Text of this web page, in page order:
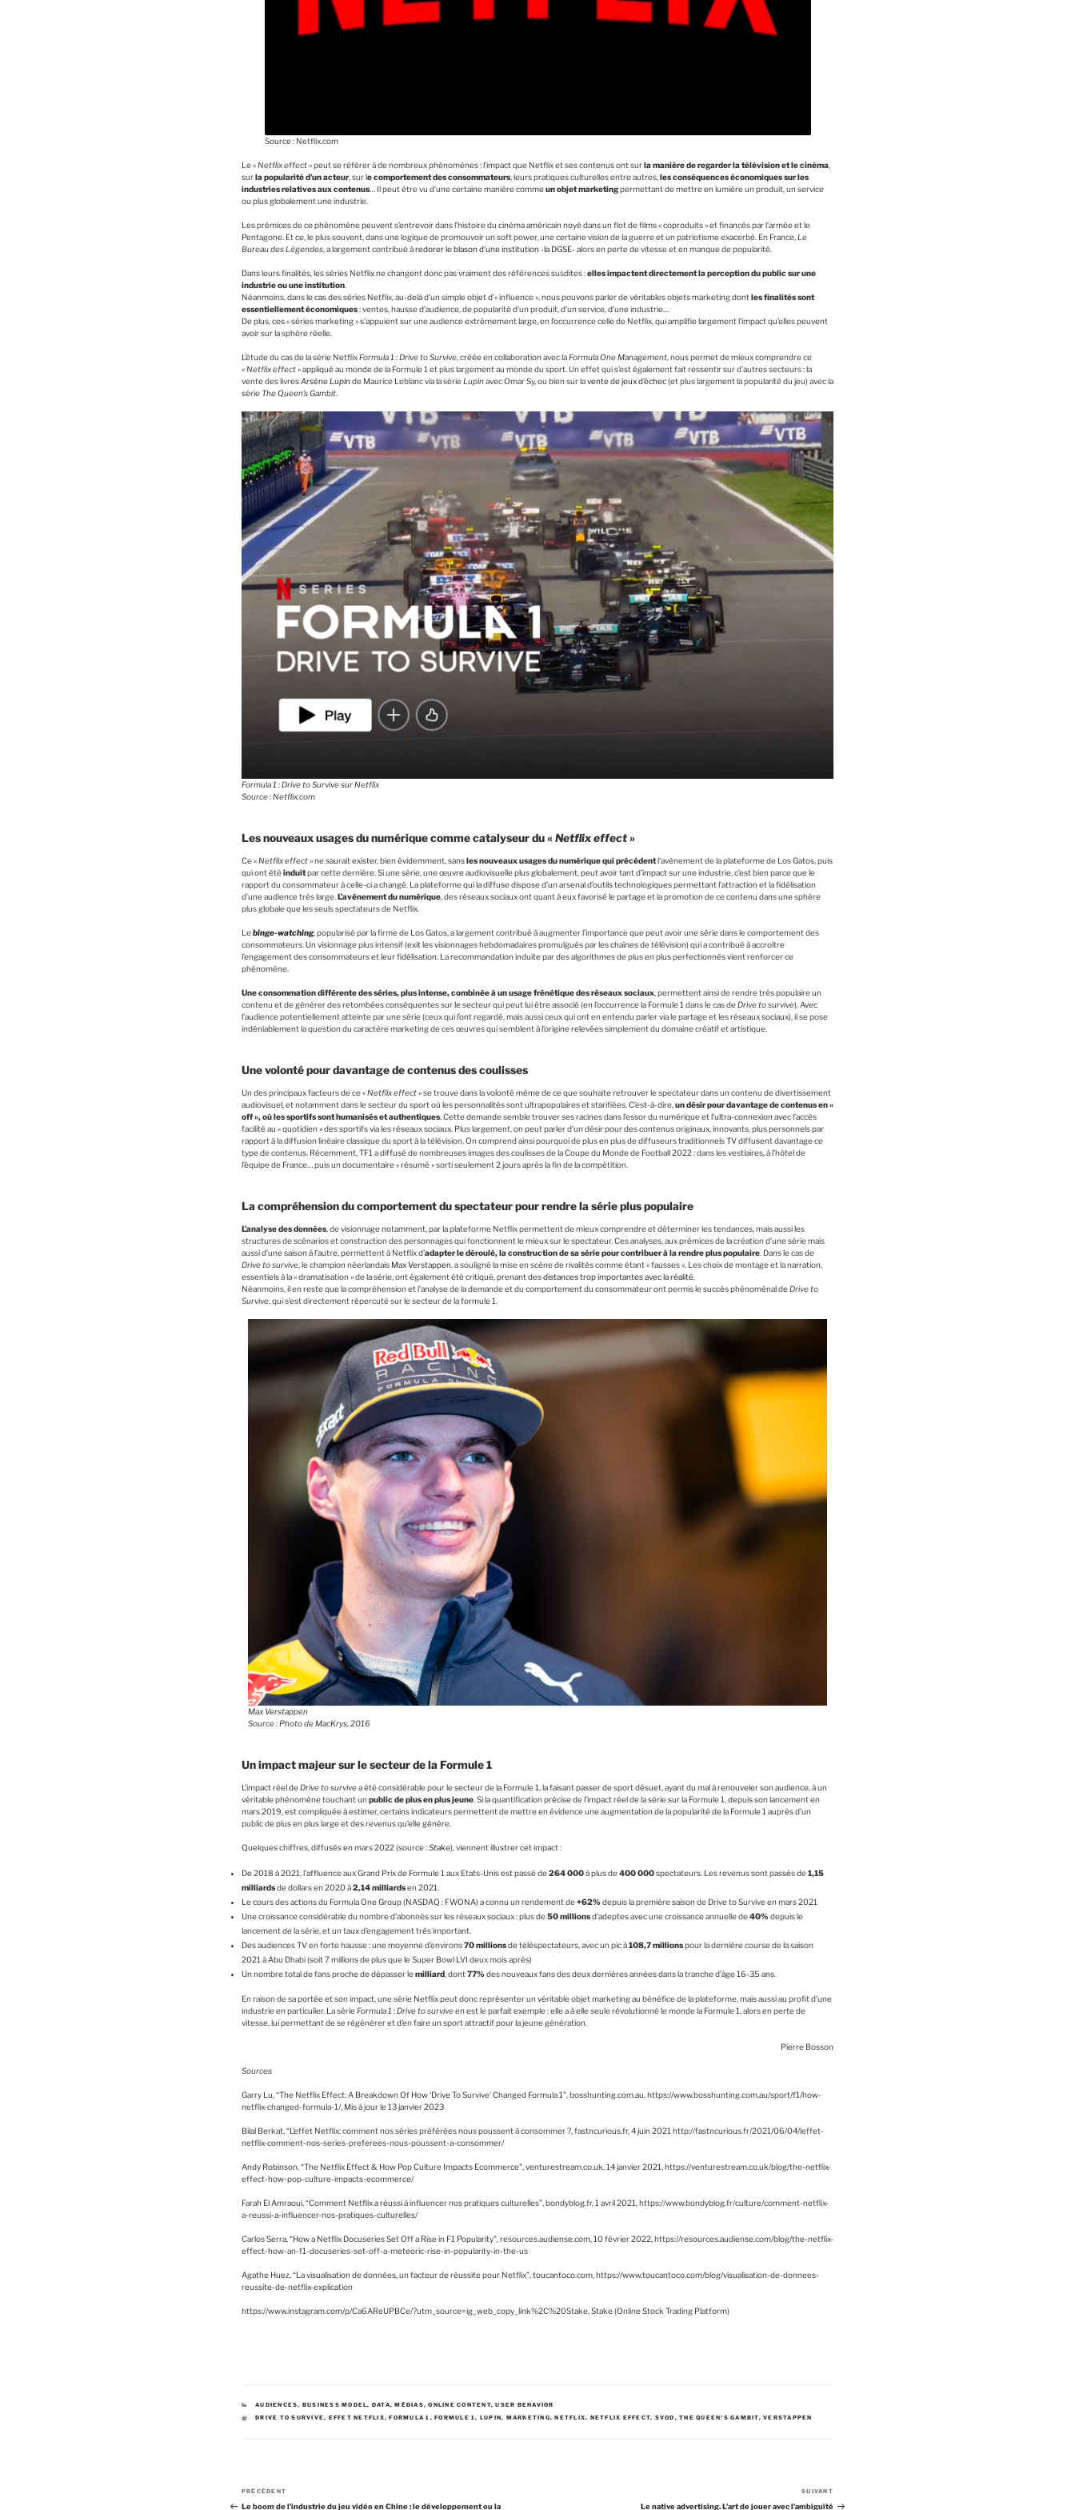
Source : Netflix.com
Le «Netflix effect» peut se référer à de nombreux phénomènes : l’impact que Netflix et ses contenus ont surla manière de regarder la télévision et le cinéma
surla popularité d’un acteur, sur le comportement des consommateurs, leurs pratiques culturelles entre autres, les conséquences économiques sur les
industries relatives aux contenus… Il peut être vu d’une certaine manière commeun objet marketingpermettant de mettre en lumière un produit, un service
ou plus globalement une industrie.
Les prémices de ce phénomène peuvent s’entrevoir dans l’histoire du cinéma américain noyé dans un flot de films « coproduits » et financés par l’armée et le
Pentagone. Et ce, le plus souvent, dans une logique de promouvoir un soft power, une certaine vision de la guerre et un patriotisme exacerbé. En France, Le
Bureau des Légendes , a largement contribué àredorer le blason d’une institution -la DGSE-alors en perte de vitesse et en manque de popularité.
Dans leurs finalités, les séries Netflix ne changent donc pas vraiment des références susdites :elles impactent directement la perception du public sur une
industrie ou une institution
Néanmoins, dans le cas des séries Netflix, au-delà d’un simple objet d’« influence », nous pouvons parler de véritables objets marketing dontles finalités sont
essentiellement économiques: ventes, hausse d’audience, de popularité d’un produit, d’un service, d’une industrie…
De plus, ces « séries marketing » s’appuient sur une audience extrêmement large, en l’occurrence celle de Netflix, qui amplifie largement l’impact qu’elles peuvent
avoir sur la sphère réelle.
L’étude du cas de la série NetflixFormula 1 : Drive to Survive , créée en collaboration avec laFormula One Management , nous permet de mieux comprendre ce
«Netflix effect» appliqué au monde de la Formule 1 et plus largement au monde du sport. Un effet qui s’est également fait ressentir sur d’autres secteurs : la
vente des livresArsène Lupinde Maurice Leblanc via la sérieLupinavec Omar Sy, ou bien sur lavente de jeux d’échec(et plus largement la popularité du jeu) avec la
série The Queen’s Gambit
Formula 1 : Drive to Survive sur Netflix
Source : Netflix.com
Les nouveaux usages du numérique comme catalyseur du « Netflix effect»
Ce «Netflix effect» ne saurait exister, bien évidemment, sansles nouveaux usages du numérique qui précédentl’avènement de la plateforme de Los Gatos, puis
qui ont étéinduitpar cette dernière. Si une série, une œuvre audiovisuelle plus globalement, peut avoir tant d’impact sur une industrie, c’est bien parce que le
rapport du consommateur à celle-ci a changé. La plateforme qui la diffuse dispose d’un arsenal d’outils technologiques permettant l’attraction et la fidélisation
d’une audience très large. L’avènement du numérique , des réseaux sociaux ont quant à eux favorisé le partage et la promotion de ce contenu dans une sphère
plus globale que les seuls spectateurs de Netflix.
Lebinge-watching, popularisé par la firme de Los Gatos, a largement contribué à augmenter l’importance que peut avoir une série dans le comportement des
consommateurs. Un visionnage plus intensif (exit les visionnages hebdomadaires promulgués par les chaînes de télévision) qui a contribué à accroître
l’engagement des consommateurs et leur fidélisation. La recommandation induite par des algorithmes de plus en plus perfectionnés vient renforcer ce
phénomène.
Une consommation différente des séries, plus intense, combinée à un usage frénétique des réseaux sociaux , permettent ainsi de rendre très populaire un
contenu et de générer des retombées conséquentes sur le secteur qui peut lui être associé (en l’occurrence la Formule 1 dans le cas deDrive to survive). Avec
l’audience potentiellement atteinte par une série (ceux qui l’ont regardé, mais aussi ceux qui ont en entendu parler via le partage et les réseaux sociaux), il se pose
indéniablement la question du caractère marketing de ces œuvres qui semblent à l’origine relevées simplement du domaine créatif et artistique.
Une volonté pour davantage de contenus des coulisses
Un des principaux facteurs de ce «Netflix effect» se trouve dans la volonté même de ce que souhaite retrouver le spectateur dans un contenu de divertissement
audiovisuel, et notamment dans le secteur du sport où les personnalités sont ultrapopulaires et starifiées. C’est-à-dire, un désir pour davantage de contenus en «
off », où les sportifs sont humanisés et authentiques. Cette demande semble trouver ses racines dans l’essor du numérique et l’ultra-connexion avec l’accès
facilité au « quotidien » des sportifs via les réseaux sociaux. Plus largement, on peut parler d’un désir pour des contenus originaux, innovants, plus personnels par
rapport à la diffusion linéaire classique du sport à la télévision. On comprend ainsi pourquoi de plus en plus de diffuseurs traditionnels TV diffusent davantage ce
type de contenus. Récemment, TF1 a diffusé de nombreuses images des coulisses de la Coupe du Monde de Football 2022 : dans les vestiaires, à l’hôtel de
l’équipe de France… puis un documentaire « résumé » sorti seulement 2 jours après la fin de la compétition.
La compréhension du comportement du spectateur pour rendre la série plus populaire
L’analyse des données, de visionnage notamment, par la plateforme Netflix permettent de mieux comprendre et déterminer les tendances, mais aussi les
structures de scénarios et construction des personnages qui fonctionnent le mieux sur le spectateur. Ces analyses, aux prémices de la création d’une série mais
aussi d’une saison à l’autre, permettent à Netflix d’adapter le déroulé, la construction de sa série pour contribuer à la rendre plus populaire . Dans le cas de
Drive to survive , le champion néerlandais Max Verstappen , a souligné la mise en scène de rivalités comme étant « fausses ». Les choix de montage et la narration,
essentiels à la « dramatisation » de la série, ont également été critiqué, prenant desdistances trop importantes avec la réalité
Néanmoins, il en reste que la compréhension et l’analyse de la demande et du comportement du consommateur ont permis le succès phénoménal deDrive to
Survive , qui s’est directement répercuté sur le secteur de la formule 1.
Max Verstappen
Source : Photo de MacKrys, 2016
Un impact majeur sur le secteur de la Formule 1
L’impact réel deDrive to survivea été considérable pour le secteur de la Formule 1, la faisant passer de sport désuet, ayant du mal à renouveler son audience, à un
véritable phénomène touchant unpublic de plus en plus jeune . Si la quantification précise de l’impact réel de la série sur la Formule 1, depuis son lancement en
mars 2019, est compliquée à estimer, certains indicateurs permettent de mettre en évidence une augmentation de la popularité de la Formule 1 auprès d’un
public de plus en plus large et des revenus qu’elle génère.
Quelques chiffres, diffusés en mars 2022 (source :Stake), viennent illustrer cet impact :
De 2018 à 2021, l’affluence aux Grand Prix de Formule 1 aux Etats-Unis est passé de264 000à plus de400 000spectateurs. Les revenus sont passés de1,15
milliardsde dollars en 2020 à2,14 milliardsen 2021.
Le cours des actions du Formula One Group (NASDAQ : FWONA) a connu un rendement de+62% depuis la première saison de Drive to Survive en mars 2021
Une croissance considérable du nombre d’abonnés sur les réseaux sociaux : plus de50 millionsd’adeptes avec une croissance annuelle de40% depuis le
lancement de la série, et un taux d’engagement très important.
Des audiences TV en forte hausse : une moyenne d’environs70 millionsde téléspectateurs, avec un pic à108,7 millionspour la dernière course de la saison
2021 à Abu Dhabi (soit 7 millions de plus que le Super Bowl LVI deux mois après)
Un nombre total de fans proche de dépasser lemilliard , dont77% des nouveaux fans des deux dernières années dans la tranche d’âge 16-35 ans.
En raison de sa portée et son impact, une série Netflix peut donc représenter un véritable objet marketing au bénéfice de la plateforme, mais aussi au profit d’une
industrie en particulier. La sérieFormula 1 : Drive to surviveen est le parfait exemple : elle a à elle seule révolutionné le monde la Formule 1, alors en perte de
vitesse, lui permettant de se régénérer et d’en faire un sport attractif pour la jeune génération.
Pierre Bosson
Sources
Garry Lu, “The Netflix Effect: A Breakdown Of How ‘Drive To Survive’ Changed Formula 1”, bosshunting.com.au, https://www.bosshunting.com.au/sport/f1/how-
netflix-changed-formula-1/, Mis à jour le 13 janvier 2023
Bilal Berkat, “L’effet Netflix: comment nos séries préférées nous poussent à consommer ?, fastncurious.fr, 4 juin 2021 http://fastncurious.fr/2021/06/04/leffet-
netflix-comment-nos-series-preferees-nous-poussent-a-consommer/
Andy Robinson, “The Netflix Effect & How Pop Culture Impacts Ecommerce”, venturestream.co.uk, 14 janvier 2021, https://venturestream.co.uk/blog/the-netflix-
effect-how-pop-culture-impacts-ecommerce/
Farah El Amraoui, “Comment Netflix a réussi à influencer nos pratiques culturelles”, bondyblog.fr, 1 avril 2021, https://www.bondyblog.fr/culture/comment-netflix-
a-reussi-a-influencer-nos-pratiques-culturelles/
Carlos Serra, “How a Netflix Docuseries Set Off a Rise in F1 Popularity”, resources.audiense.com, 10 février 2022, https://resources.audiense.com/blog/the-netflix-
effect-how-an-f1-docuseries-set-off-a-meteoric-rise-in-popularity-in-the-us
Agathe Huez, “La visualisation de données, un facteur de réussite pour Netflix”, toucantoco.com, https://www.toucantoco.com/blog/visualisation-de-donnees-
reussite-de-netflix-explication
https://www.instagram.com/p/Ca6AReUPBCe/?utm_source=ig_web_copy_link%2C%20Stake, Stake (Online Stock Trading Platform)
C
T
AUDIENCES, BUSINESS MODEL, DATA,MÉDIAS,ONLINE CONTENT,USER BEHAVIOR
É
S
DRIVE TO SURVIVE, EFFET NETFLIX,FORMULA 1 ,FORMULE 1, LUPIN, MARKETING,NETFLIX, NETFLIX EFFECT, SVOD ,THE QUEEN'S GAMBIT,VERSTAPPEN
N
a
A
r
PRÉCÉDENT
Le boom de l’industrie du jeu vidéo en Chine : le développement ou la
SUIVANT
Le native advertising. L’art de jouer avec l’ambiguïté